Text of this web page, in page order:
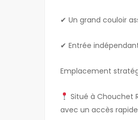
✔ Un grand couloir
✔ Entrée
Emplacement
Situé à Chouchet
avec un accès